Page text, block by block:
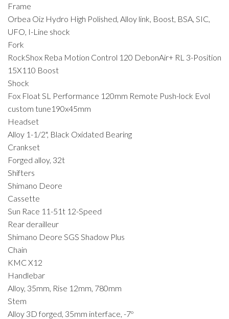
Frame
Orbea Oiz Hydro High Polished, Alloy link, Boost, BSA, SIC,
UFO, I-Line shock
Fork
RockShox Reba Motion Control 120 DebonAir+ RL 3-Position
15X110 Boost
Shock
Fox Float SL Performance 120mm Remote Push-lock Evol
custom tune190x45mm
Headset
Alloy 1-1/2", Black Oxidated Bearing
Crankset
Forged alloy, 32t
Shifters
Shimano Deore
Cassette
Sun Race 11-51t 12-Speed
Rear derailleur
Shimano Deore SGS Shadow Plus
Chain
KMC X12
Handlebar
Alloy, 35mm, Rise 12mm, 780mm
Stem
Alloy 3D forged, 35mm interface, -7º